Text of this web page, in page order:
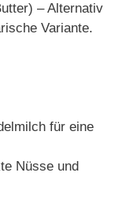
– Alternativ
Variante.
für eine
Nüsse und